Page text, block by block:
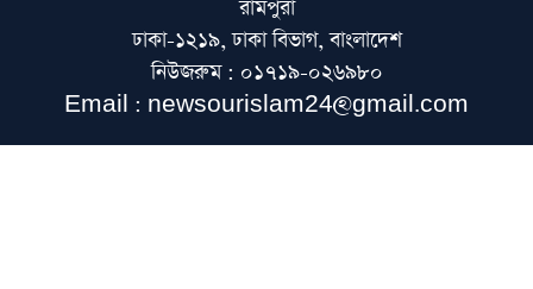
জমিয়ত নেতারা
জেরুজালেমে ইসরাইলি আগ্রাসনের বিরুদ্ধে
রামপুরা
ঢাকা-১২১৯, ঢাকা বিভাগ, বাংলাদেশ
নিউজরুম : ০১৭১৯-০২৬৯৮০
Email : newsourislam24@gmail.com